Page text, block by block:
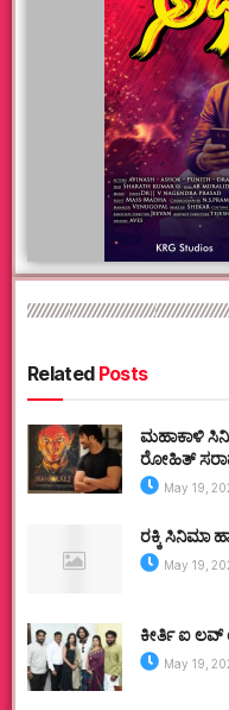
RelatedPosts
ಮಹಾಕಾಳಿ
ರೋಹಿತ್
May 19,
ರಕ್ಕಿ ಸಿನಿಮಾ
May 19,
ಕೀರ್ತಿ ಐ ಲವ್
May 19,